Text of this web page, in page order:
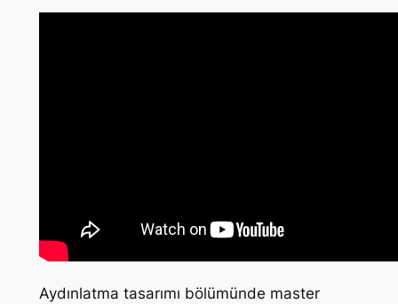
Aydınlatma tasarımı bölümünde master